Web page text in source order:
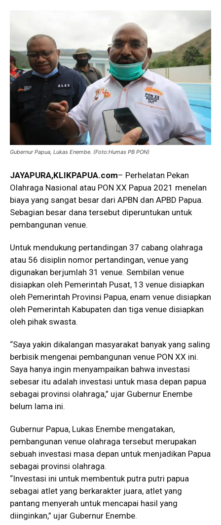
Gubernur Papua, Lukas Enembe. (Foto:Humas PB PON)
JAYAPURA,KLIKPAPUA.com– Perhelatan Pekan
Olahraga Nasional atau PON XX Papua 2021 menelan
biaya yang sangat besar dari APBN dan APBD Papua.
Sebagian besar dana tersebut diperuntukan untuk
pembangunan venue.
Untuk mendukung pertandingan 37 cabang olahraga
atau 56 disiplin nomor pertandingan, venue yang
digunakan berjumlah 31 venue. Sembilan venue
disiapkan oleh Pemerintah Pusat, 13 venue disiapkan
oleh Pemerintah Provinsi Papua, enam venue disiapkan
oleh Pemerintah Kabupaten dan tiga venue disiapkan
oleh pihak swasta.
“Saya yakin dikalangan masyarakat banyak yang saling
berbisik mengenai pembangunan venue PON XX ini.
Saya hanya ingin menyampaikan bahwa investasi
sebesar itu adalah investasi untuk masa depan papua
sebagai provinsi olahraga,” ujar Gubernur Enembe
belum lama ini.
Gubernur Papua, Lukas Enembe mengatakan,
pembangunan venue olahraga tersebut merupakan
sebuah investasi masa depan untuk menjadikan Papua
sebagai provinsi olahraga.
“Investasi ini untuk membentuk putra putri papua
sebagai atlet yang berkarakter juara, atlet yang
pantang menyerah untuk mencapai hasil yang
diinginkan,” ujar Gubernur Enembe.